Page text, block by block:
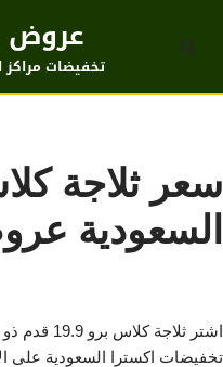
تخطى
عروض
تخفيضات
سعر ثلاجة
السعودية
اشتر
تخفيضات اكسترا السعودية على